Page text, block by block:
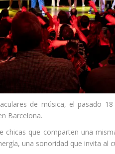
de música, el pasado
Barcelona.
chicas que comparten una
una sonoridad que invita al